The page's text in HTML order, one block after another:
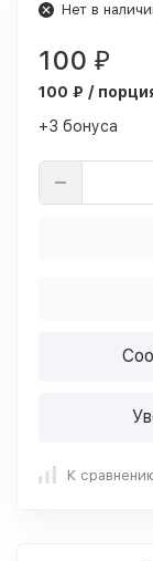
Нет в
100 ₽
100 ₽ /
+3 бонуса
К